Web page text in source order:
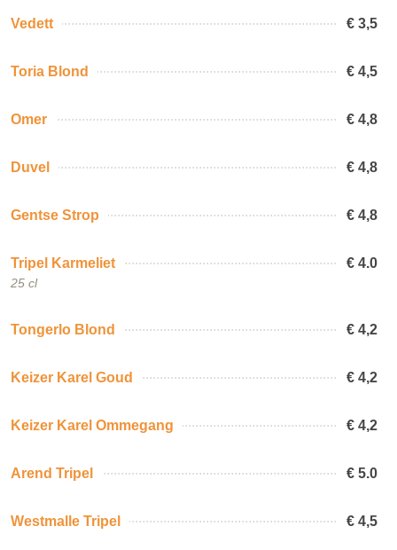
Vedett € 3,5
Toria Blond € 4,5
Omer € 4,8
Duvel € 4,8
Gentse Strop € 4,8
Tripel Karmeliet € 4.0
25 cl
Tongerlo Blond € 4,2
Keizer Karel Goud € 4,2
Keizer Karel Ommegang € 4,2
Arend Tripel € 5.0
Westmalle Tripel € 4,5